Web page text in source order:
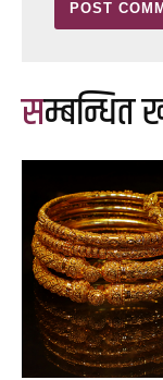
सम्बन्धित